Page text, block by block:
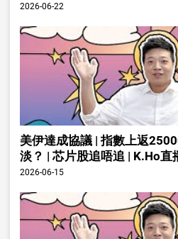
2026-06-22
美伊達成協議 | 指數上返
淡？ | 芯片股追唔追 | K.Ho直
2026-06-15